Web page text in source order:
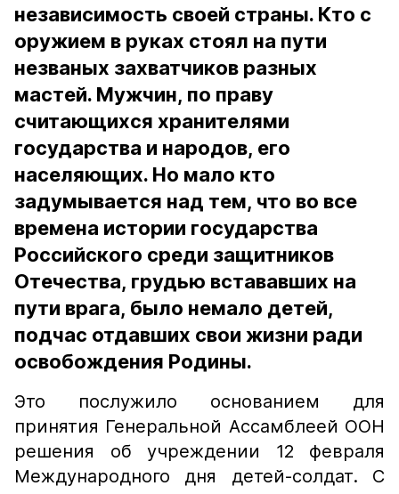
независимость своей страны. Кто с
оружием в руках стоял на пути
незваных захватчиков разных
мастей. Мужчин, по праву
считающихся хранителями
государства и народов, его
населяющих. Но мало кто
задумывается над тем, что во все
времена истории государства
Российского среди защитников
Отечества, грудью встававших на
пути врага, было немало детей,
подчас отдавших свои жизни ради
освобождения Родины.
Это послужило основанием для
принятия Генеральной Ассамблеей ООН
решения об учреждении 12 февраля
Международного дня детей-солдат. С